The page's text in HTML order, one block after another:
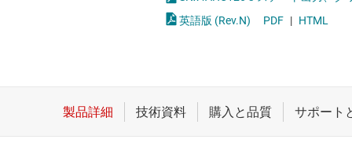
クロックとタイミング
ダイ / ウェハー サービス
論理ゲ
英語版 (Rev.N)
PDF | HTML